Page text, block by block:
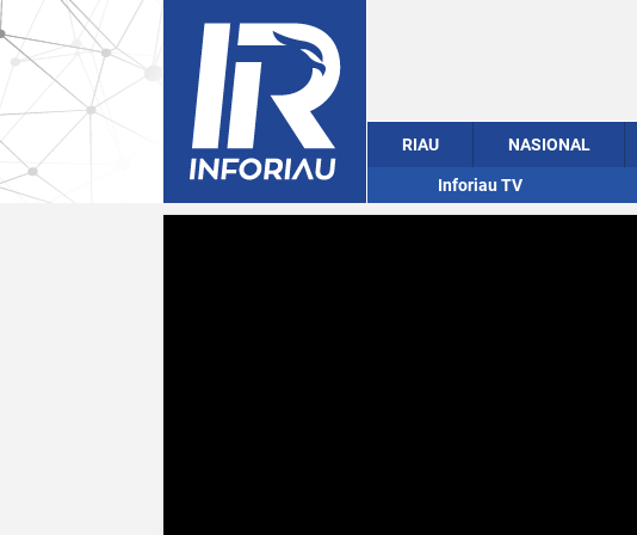
RIAU NASIONAL
Inforiau TV